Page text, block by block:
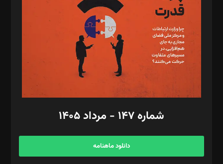
رستمی،مصطفی باستان
ویرایش: نگار استاد‌‌آقا
طراح یونیفرم: مجید توکلی
فیلمبرداری و عکاسی: امیر شفیعی، مانی لطفی زاده
گرافیک و صفحه‌آرایی: سید‌سبحان‌علی ثابت
مد‌یر توسعه تجاری: کامبیز برید‌
امور مالی: شاپور رهبری، محمد‌ کاظمی‌نیا
آگهی و مشترکین: ۰۹۱۹۹۹۹۰۴۵۴
شماره ۱۴۷ - مرداد ۱۴۰۵
دانلود ماهنامه